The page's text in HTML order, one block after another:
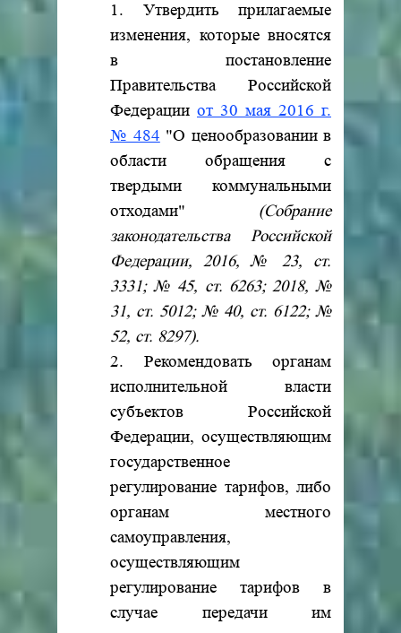
1. Утвердить прилагаемые
изменения, которые вносятся
в постановление
Правительства Российской
Федерации от 30 мая 2016 г.
№ 484 "О ценообразовании в
области обращения с
твердыми коммунальными
отходами" (Собрание
законодательства Российской
Федерации, 2016, № 23, ст.
3331; № 45, ст. 6263; 2018, №
31, ст. 5012; № 40, ст. 6122; №
52, ст. 8297).
2. Рекомендовать органам
исполнительной власти
субъектов Российской
Федерации, осуществляющим
государственное
регулирование тарифов, либо
органам местного
самоуправления,
осуществляющим
регулирование тарифов в
случае передачи им